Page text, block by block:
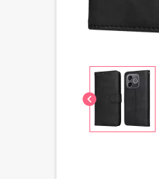
chevron_left